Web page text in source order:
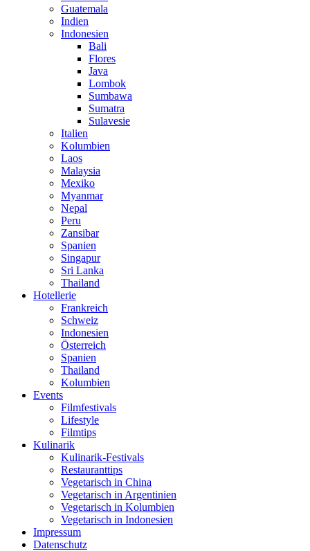
Guatemala
Indien
Indonesien
Bali
Flores
Java
Lombok
Sumbawa
Sumatra
Sulavesie
Italien
Kolumbien
Laos
Malaysia
Mexiko
Myanmar
Nepal
Peru
Zansibar
Spanien
Singapur
Sri Lanka
Thailand
Hotellerie
Frankreich
Schweiz
Indonesien
Österreich
Spanien
Thailand
Kolumbien
Events
Filmfestivals
Lifestyle
Filmtips
Kulinarik
Kulinarik-Festivals
Restauranttips
Vegetarisch in China
Vegetarisch in Argentinien
Vegetarisch in Kolumbien
Vegetarisch in Indonesien
Impressum
Datenschutz